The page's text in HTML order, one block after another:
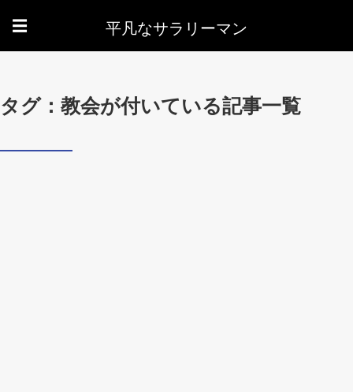
☰ 平凡なサラリーマン
タグ：教会が付いている記事一覧